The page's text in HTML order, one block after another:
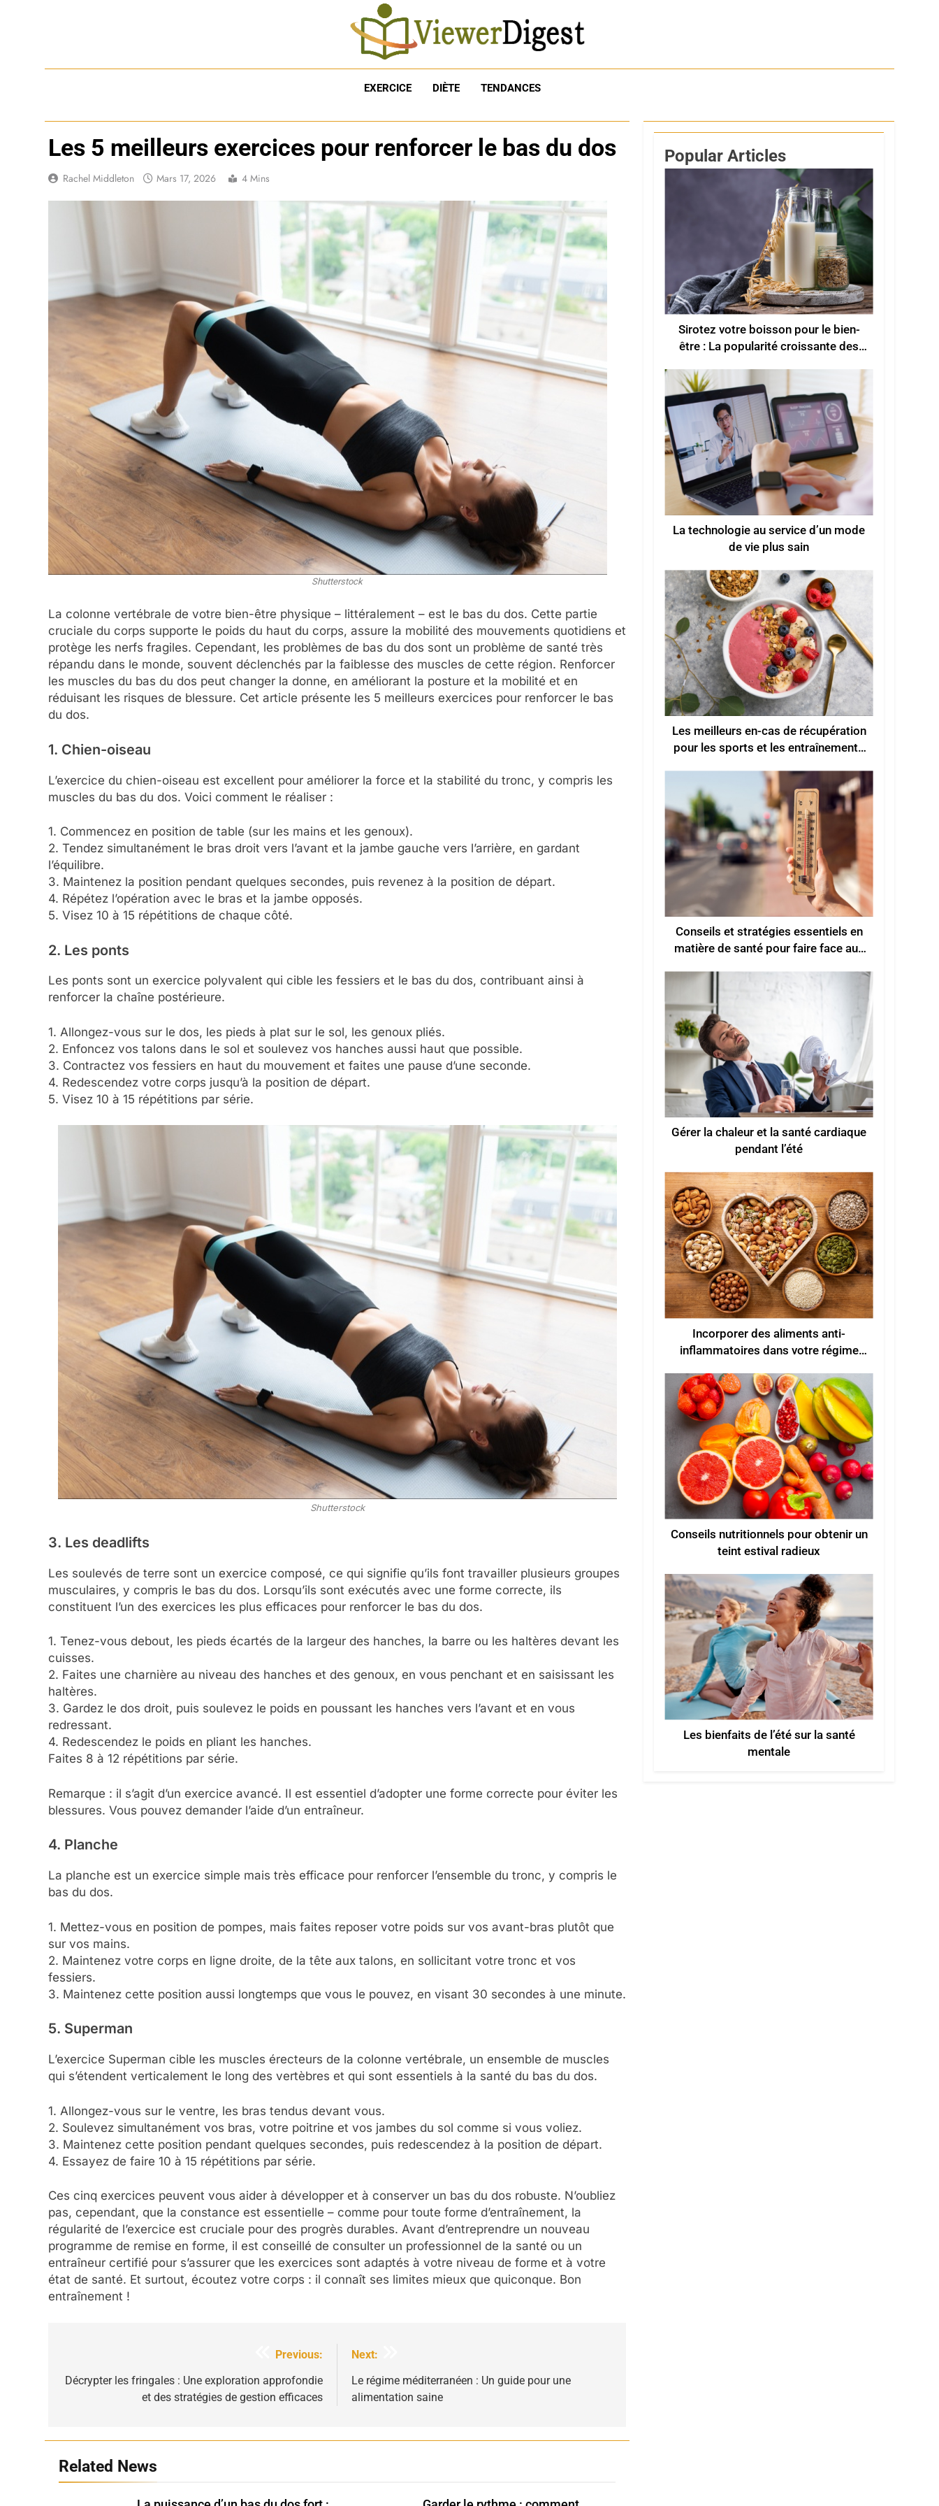
EXERCICE DIÈTE TENDANCES
Les 5 meilleurs exercices pour renforcer le bas du dos
Rachel Middleton Mars 17, 2026 4 Mins
Shutterstock
La colonne vertébrale de votre bien-être physique – littéralement – est le bas du dos. Cette partie
cruciale du corps supporte le poids du haut du corps, assure la mobilité des mouvements quotidiens et
protège les nerfs fragiles. Cependant, les problèmes de bas du dos sont un problème de santé très
répandu dans le monde, souvent déclenchés par la faiblesse des muscles de cette région. Renforcer
les muscles du bas du dos peut changer la donne, en améliorant la posture et la mobilité et en
réduisant les risques de blessure. Cet article présente les 5 meilleurs exercices pour renforcer le bas
du dos.
1. Chien-oiseau
L’exercice du chien-oiseau est excellent pour améliorer la force et la stabilité du tronc, y compris les
muscles du bas du dos. Voici comment le réaliser :
1. Commencez en position de table (sur les mains et les genoux).
2. Tendez simultanément le bras droit vers l’avant et la jambe gauche vers l’arrière, en gardant
l’équilibre.
3. Maintenez la position pendant quelques secondes, puis revenez à la position de départ.
4. Répétez l’opération avec le bras et la jambe opposés.
5. Visez 10 à 15 répétitions de chaque côté.
2. Les ponts
Les ponts sont un exercice polyvalent qui cible les fessiers et le bas du dos, contribuant ainsi à
renforcer la chaîne postérieure.
1. Allongez-vous sur le dos, les pieds à plat sur le sol, les genoux pliés.
2. Enfoncez vos talons dans le sol et soulevez vos hanches aussi haut que possible.
3. Contractez vos fessiers en haut du mouvement et faites une pause d’une seconde.
4. Redescendez votre corps jusqu’à la position de départ.
5. Visez 10 à 15 répétitions par série.
Shutterstock
3. Les deadlifts
Les soulevés de terre sont un exercice composé, ce qui signifie qu’ils font travailler plusieurs groupes
musculaires, y compris le bas du dos. Lorsqu’ils sont exécutés avec une forme correcte, ils
constituent l’un des exercices les plus efficaces pour renforcer le bas du dos.
1. Tenez-vous debout, les pieds écartés de la largeur des hanches, la barre ou les haltères devant les
cuisses.
2. Faites une charnière au niveau des hanches et des genoux, en vous penchant et en saisissant les
haltères.
3. Gardez le dos droit, puis soulevez le poids en poussant les hanches vers l’avant et en vous
redressant.
4. Redescendez le poids en pliant les hanches.
Faites 8 à 12 répétitions par série.
Remarque : il s’agit d’un exercice avancé. Il est essentiel d’adopter une forme correcte pour éviter les
blessures. Vous pouvez demander l’aide d’un entraîneur.
4. Planche
La planche est un exercice simple mais très efficace pour renforcer l’ensemble du tronc, y compris le
bas du dos.
1. Mettez-vous en position de pompes, mais faites reposer votre poids sur vos avant-bras plutôt que
sur vos mains.
2. Maintenez votre corps en ligne droite, de la tête aux talons, en sollicitant votre tronc et vos
fessiers.
3. Maintenez cette position aussi longtemps que vous le pouvez, en visant 30 secondes à une minute.
5. Superman
L’exercice Superman cible les muscles érecteurs de la colonne vertébrale, un ensemble de muscles
qui s’étendent verticalement le long des vertèbres et qui sont essentiels à la santé du bas du dos.
1. Allongez-vous sur le ventre, les bras tendus devant vous.
2. Soulevez simultanément vos bras, votre poitrine et vos jambes du sol comme si vous voliez.
3. Maintenez cette position pendant quelques secondes, puis redescendez à la position de départ.
4. Essayez de faire 10 à 15 répétitions par série.
Ces cinq exercices peuvent vous aider à développer et à conserver un bas du dos robuste. N’oubliez
pas, cependant, que la constance est essentielle – comme pour toute forme d’entraînement, la
régularité de l’exercice est cruciale pour des progrès durables. Avant d’entreprendre un nouveau
programme de remise en forme, il est conseillé de consulter un professionnel de la santé ou un
entraîneur certifié pour s’assurer que les exercices sont adaptés à votre niveau de forme et à votre
état de santé. Et surtout, écoutez votre corps : il connaît ses limites mieux que quiconque. Bon
entraînement !
de
Previous:
Décrypter les fringales : Une exploration approfondie
et des stratégies de gestion efficaces
Next:
Le régime méditerranéen : Un guide pour une
alimentation saine
Related News
Popular Articles
Sirotez votre boisson pour le bien-
être : La popularité croissante des
La technologie au service d’un mode
de vie plus sain
Les meilleurs en-cas de récupération
pour les sports et les entraînements
Conseils et stratégies essentiels en
matière de santé pour faire face aux
Gérer la chaleur et la santé cardiaque
pendant l’été
Incorporer des aliments anti-
inflammatoires dans votre régime
Conseils nutritionnels pour obtenir un
teint estival radieux
Les bienfaits de l’été sur la santé
mentale